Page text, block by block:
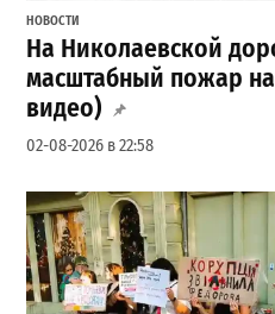
НОВОСТИ
На Николаевской
масштабный пожар
видео)
02-08-2026 в 22:58